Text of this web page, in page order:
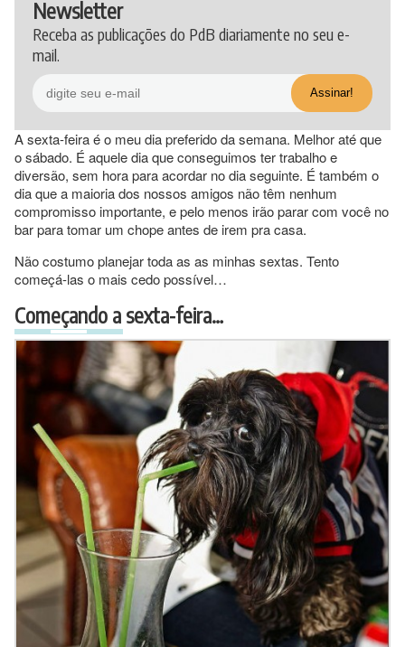
Newsletter
Receba as publicações do PdB diariamente no seu e-
mail.
A sexta-feira é o meu dia preferido da semana. Melhor até que
o sábado. É aquele dia que conseguimos ter trabalho e
diversão, sem hora para acordar no dia seguinte. É também o
dia que a maioria dos nossos amigos não têm nenhum
compromisso importante, e pelo menos irão parar com você no
bar para tomar um chope antes de irem pra casa.
Não costumo planejar toda as as minhas sextas. Tento
começá-las o mais cedo possível…
Começando a sexta-feira…